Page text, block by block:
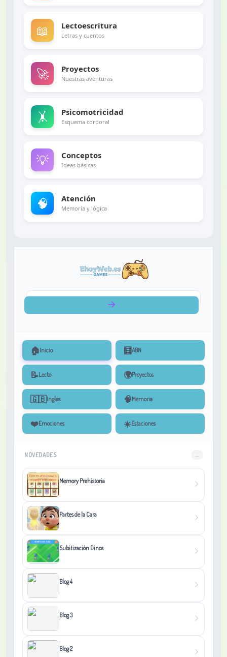
📖 Lectoescritura
Letras y cuentos
🚀 Proyectos
Nuestras aventuras
🤸 Psicomotricidad
Esquema corporal
💡 Conceptos
Ideas básicas
🧠 Atención
Memoria y lógica
🏠Inicio 🧮ABN
📝Lecto 🌍Proyectos
🇬🇧Inglés 🧠Memoria
❤️Emociones ☀️Estaciones
NOVEDADES
Memory Prehistoria
Partes de la Cara
Subitización Dinos
Blog 4
Blog 3
Blog 2